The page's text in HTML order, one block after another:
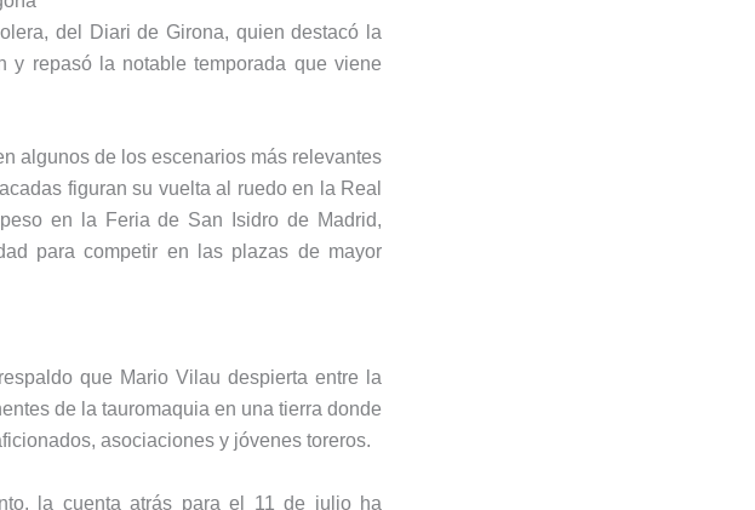
del Diari de Girona, quien destacó la
y repasó la notable temporada que viene
algunos de los escenarios más relevantes
figuran su vuelta al ruedo en la Real
en la Feria de San Isidro de Madrid,
para competir en las plazas de mayor
que Mario Vilau despierta entre la
de la tauromaquia en una tierra donde
asociaciones y jóvenes toreros.
la cuenta atrás para el 11 de julio ha